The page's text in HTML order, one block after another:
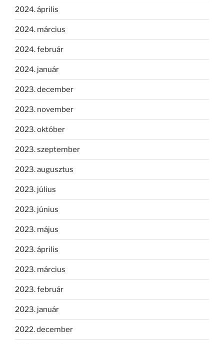
2024. április
2024. március
2024. február
2024. január
2023. december
2023. november
2023. október
2023. szeptember
2023. augusztus
2023. július
2023. június
2023. május
2023. április
2023. március
2023. február
2023. január
2022. december